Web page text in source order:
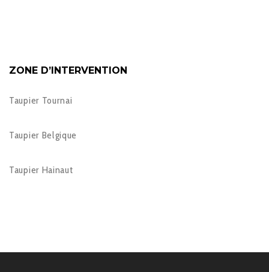
ZONE D’INTERVENTION
Taupier Tournai
Taupier Belgique
Taupier Hainaut